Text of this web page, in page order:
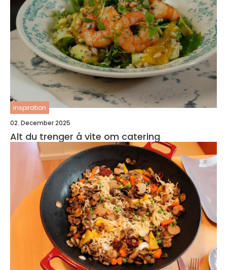
inspiration
02. December 2025
Alt du trenger å vite om catering